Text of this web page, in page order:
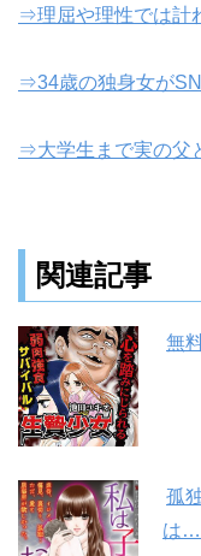
⇒理屈や理性では計
⇒34歳の独身女が
⇒大学生まで実の父
関連記事
無
孤
は…